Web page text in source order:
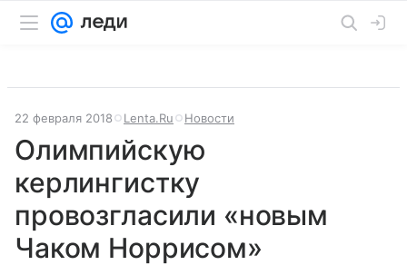
22 февраля 2018 Lenta.Ru Новости
Олимпийскую
керлингистку
провозгласили «новым
Чаком Норрисом»